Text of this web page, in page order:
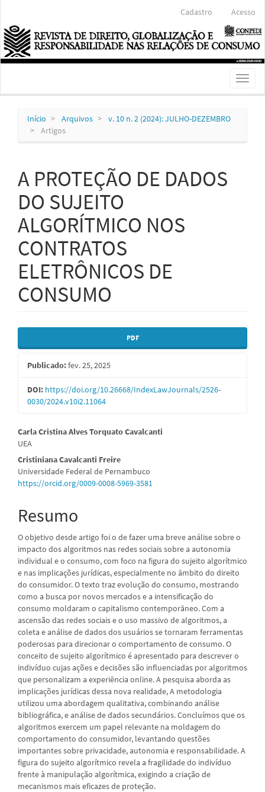
Conteúdo
principal
Barra
Lateral
Cadastro Acesso
Toggle
Início Arquivos
v. 10 n. 2 (2024): JULHO-DEZEMBRO
Artigos
A PROTEÇÃO DE DADOS
DO SUJEITO
ALGORÍTMICO NOS
CONTRATOS
ELETRÔNICOS DE
CONSUMO
Barra
lateral
de
artigos
PDF
Publicado:fev. 25, 2025
DOI: https://doi.org/10.26668/IndexLawJournals/2526-
0030/2024.v10i2.11064
Conteúdo
do
artigo
principal
Carla Cristina Alves Torquato Cavalcanti
UEA
Cristiniana Cavalcanti Freire
Universidade Federal de Pernambuco
https://orcid.org/0009-0008-5969-3581
Resumo
O objetivo desde artigo foi o de fazer uma breve análise sobre o
impacto dos algoritmos nas redes sociais sobre a autonomia
individual e o consumo, com foco na figura do sujeito algorítmico
e nas implicações jurídicas, especialmente no âmbito do direito
do consumidor. O texto traz evolução do consumo, mostrando
como a busca por novos mercados e a intensificação do
consumo moldaram o capitalismo contemporâneo. Com a
ascensão das redes sociais e o uso massivo de algoritmos, a
coleta e análise de dados dos usuários se tornaram ferramentas
poderosas para direcionar o comportamento de consumo. O
conceito de sujeito algorítmico é apresentado para descrever o
indivíduo cujas ações e decisões são influenciadas por algoritmos
que personalizam a experiência online. A pesquisa aborda as
implicações jurídicas dessa nova realidade, A metodologia
utilizou uma abordagem qualitativa, combinando análise
bibliográfica, e análise de dados secundários. Concluímos que os
algoritmos exercem um papel relevante na moldagem do
comportamento do consumidor, levantando questões
importantes sobre privacidade, autonomia e responsabilidade. A
figura do sujeito algorítmico revela a fragilidade do indivíduo
frente à manipulação algorítmica, exigindo a criação de
mecanismos mais eficazes de proteção.